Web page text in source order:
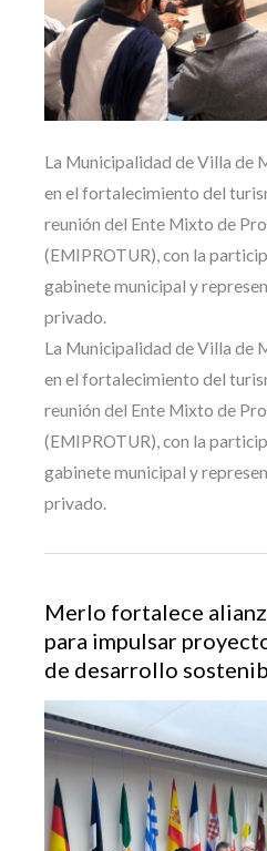
La Municipalidad de Villa de
en el fortalecimiento del
reunión del Ente Mixto de
(EMIPROTUR), con la
gabinete municipal y
privado.
La Municipalidad de Villa de
en el fortalecimiento del
reunión del Ente Mixto de
(EMIPROTUR), con la
gabinete municipal y
privado.
Merlo fortalece
para impulsar
de desarrollo